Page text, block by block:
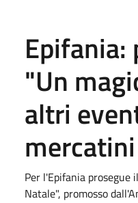
"Un
altri
mercatini
Per l'Epifania prosegue
Natale", promosso